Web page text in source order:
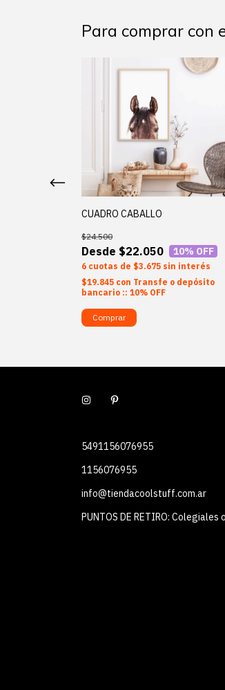
Para comprar con
CUADRO CABALLO
$22.050
$24.500
10% OFF
6 $3.675 sin interés
$19.845 con Transfe o depósito
bancario :: 10% OFF
Comprar
5491156076955
1156076955
info@tiendacoolstuff.com.ar
PUNTOS DE RETIRO: Colegiales